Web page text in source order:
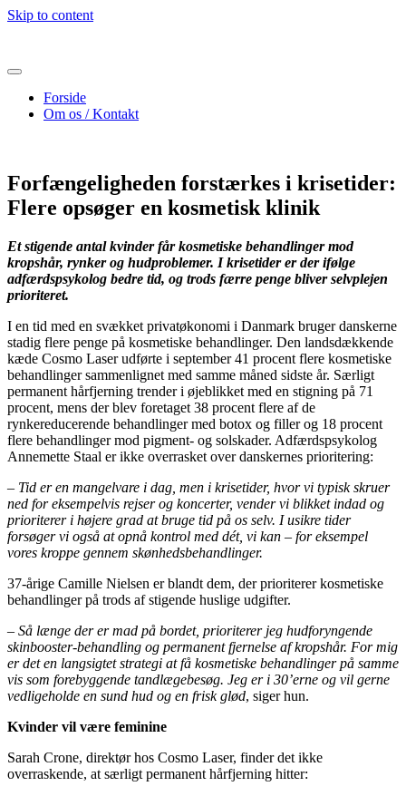
Skip to content
Forside
Om os / Kontakt
Forfængeligheden forstærkes i krisetider:
Flere opsøger en kosmetisk klinik
Et stigende antal kvinder får kosmetiske behandlinger mod
kropshår, rynker og hudproblemer. I krisetider er der ifølge
adfærdspsykolog bedre tid, og trods færre penge bliver selvplejen
prioriteret.
I en tid med en svækket privatøkonomi i Danmark bruger danskerne
stadig flere penge på kosmetiske behandlinger. Den landsdækkende
kæde Cosmo Laser udførte i september 41 procent flere kosmetiske
behandlinger sammenlignet med samme måned sidste år. Særligt
permanent hårfjerning trender i øjeblikket med en stigning på 71
procent, mens der blev foretaget 38 procent flere af de
rynkereducerende behandlinger med botox og filler og 18 procent
flere behandlinger mod pigment- og solskader. Adfærdspsykolog
Annemette Staal er ikke overrasket over danskernes prioritering:
– Tid er en mangelvare i dag, men i krisetider, hvor vi typisk skruer
ned for eksempelvis rejser og koncerter, vender vi blikket indad og
prioriterer i højere grad at bruge tid på os selv. I usikre tider
forsøger vi også at opnå kontrol med dét, vi kan – for eksempel
vores kroppe gennem skønhedsbehandlinger.
37-årige Camille Nielsen er blandt dem, der prioriterer kosmetiske
behandlinger på trods af stigende huslige udgifter.
– Så længe der er mad på bordet, prioriterer jeg hudforyngende
skinbooster-behandling og permanent fjernelse af kropshår. For mig
er det en langsigtet strategi at få kosmetiske behandlinger på samme
vis som forebyggende tandlægebesøg. Jeg er i 30’erne og vil gerne
vedligeholde en sund hud og en frisk glød, siger hun.
Kvinder vil være feminine
Sarah Crone, direktør hos Cosmo Laser, finder det ikke
overraskende, at særligt permanent hårfjerning hitter: